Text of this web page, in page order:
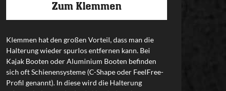
Zum Klemmen
Klemmen hat den großen Vorteil, dass man die
Halterung wieder spurlos entfernen kann. Bei
Kajak Booten oder Aluminium Booten befinden
sich oft Schienensysteme (C-Shape oder FeelFree-
Profil genannt). In diese wird die Halterung